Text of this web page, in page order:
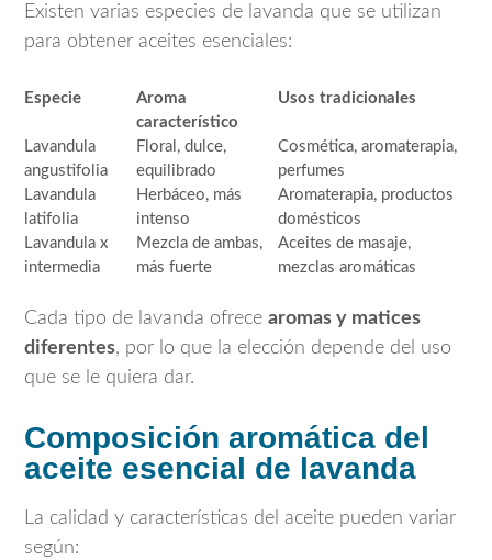
Existen varias especies de lavanda que se utilizan
para obtener aceites esenciales:
Especie
Aroma
característico
Usos tradicionales
Lavandula
angustifolia
Floral, dulce,
equilibrado
Cosmética, aromaterapia,
perfumes
Lavandula
latifolia
Herbáceo, más
intenso
Aromaterapia, productos
domésticos
Lavandula x
intermedia
Mezcla de ambas,
más fuerte
Aceites de masaje,
mezclas aromáticas
Cada tipo de lavanda ofrece aromas y matices
diferentes, por lo que la elección depende del uso
que se le quiera dar.
Composición aromática del
aceite esencial de lavanda
La calidad y características del aceite pueden variar
según: